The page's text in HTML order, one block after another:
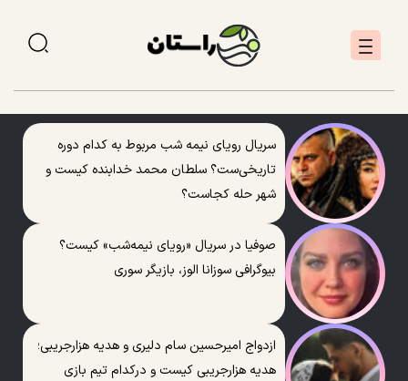
سریال رویای نیمه شب مربوط به کدام دوره
تاریخی‌ست؟ سلطان محمد خدابنده کیست و
شهر حله کجاست؟
صوفیا در سریال «رویای نیمه‌شب» کیست؟
بیوگرافی سوزانا الوز، بازیگر سوری
ازدواج امیرحسین سام دلیری و هدیه هزارجریبی؛
هدیه هزارجریبی کیست و درکدام تیم بازی